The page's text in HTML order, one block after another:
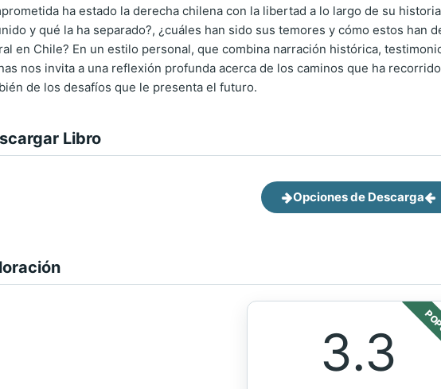
ha estado la derecha chilena con la libertad a lo largo de su
y qué la ha separado?, ¿cuáles han sido sus temores y cómo estos han
en Chile? En un estilo personal, que combina narración histórica,
nos invita a una reflexión profunda acerca de los caminos que ha
de los desafíos que le presenta el futuro.
Libro
Opciones de Descarga
3.3